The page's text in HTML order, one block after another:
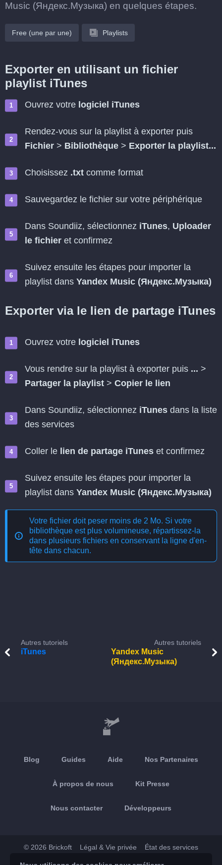
Music (Яндекс.Музыка) en quelques étapes.
Free (une par une) Playlists
Exporter en utilisant un fichier
playlist iTunes
Ouvrez votre logiciel iTunes
Rendez-vous sur la playlist à exporter puis
Fichier > Bibliothèque > Exporter la playlist...
Choisissez .txt comme format
Sauvegardez le fichier sur votre périphérique
Dans Soundiiz, sélectionnez iTunes, Uploader
le fichier et confirmez
Suivez ensuite les étapes pour importer la
playlist dans Yandex Music (Яндекс.Музыка)
Exporter via le lien de partage iTunes
Ouvrez votre logiciel iTunes
Vous rendre sur la playlist à exporter puis ... >
Partager la playlist > Copier le lien
Dans Soundiiz, sélectionnez iTunes dans la liste
des services
Coller le lien de partage iTunes et confirmez
Suivez ensuite les étapes pour importer la
playlist dans Yandex Music (Яндекс.Музыка)
Votre fichier doit peser moins de 2 Mo. Si votre
bibliothèque est plus volumineuse, répartissez-la
dans plusieurs fichiers en conservant la ligne d'en-
tête dans chacun.
Autres tutoriels
iTunes
Autres tutoriels
Yandex Music
(Яндекс.Музыка)
Blog Guides Aide Nos Partenaires
À propos de nous Kit Presse
Nous contacter Développeurs
© 2026 Brickoft Légal & Vie privée État des services